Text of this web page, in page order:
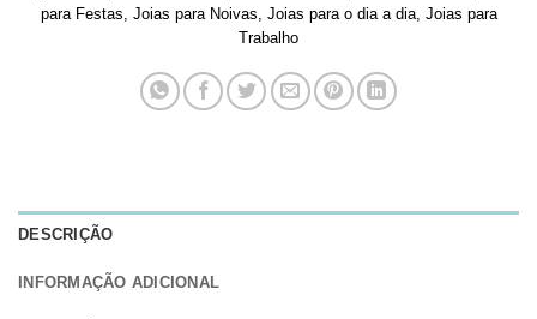
para Festas Joias para Noivas Joias para o dia a dia, Joias para
Trabalho
DESCRIÇÃO
INFORMAÇÃO ADICIONAL